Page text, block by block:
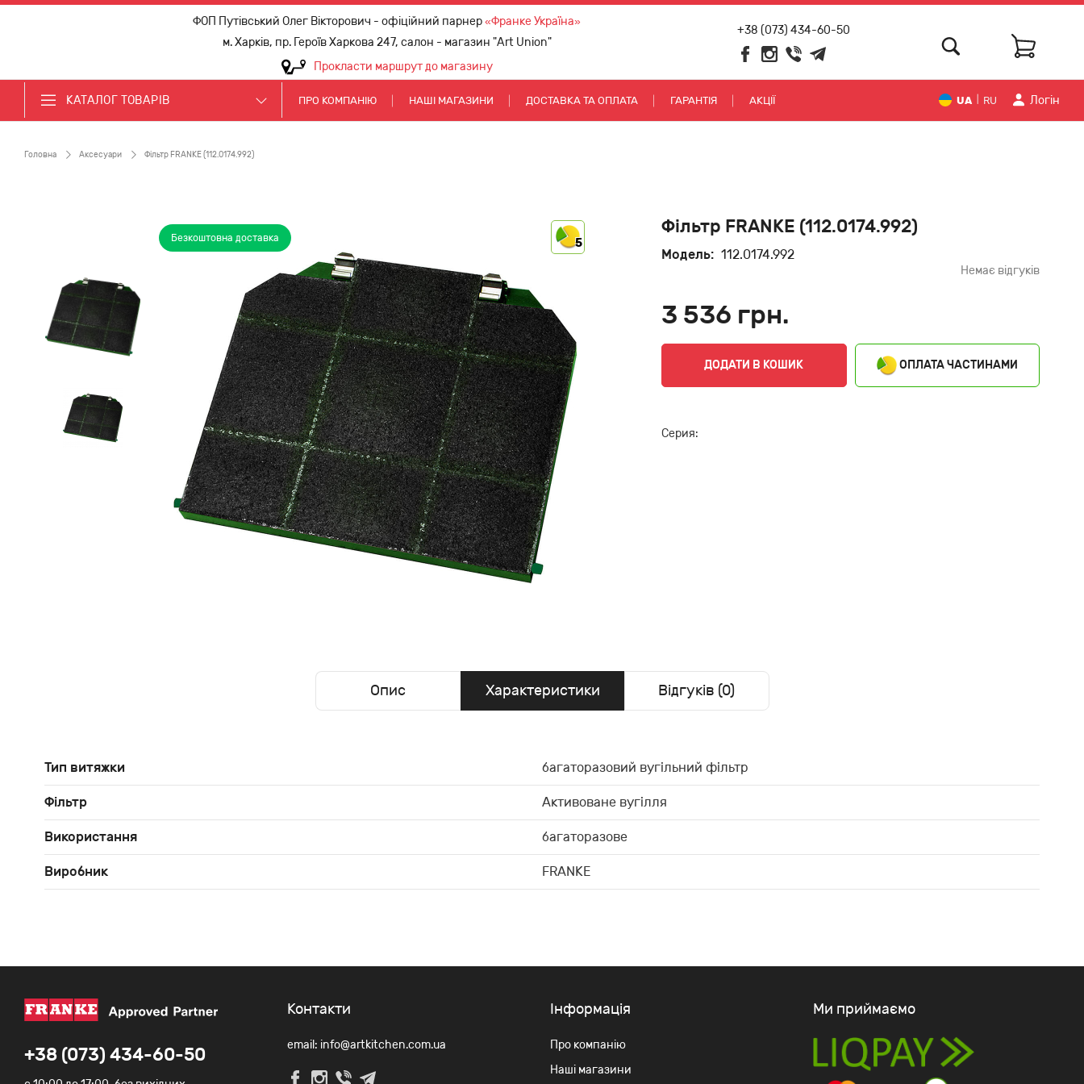
ФОП Путівський Олег Вікторович - офіційний парнер«Франке Україна»
м. Харків, пр. Героїв Харкова 247, салон - магазин "Art Union"
Прокласти маршрут до магазину
+38 (073) 434-60-50
КАТАЛОГ ТОВАРІВ ПРО КОМПАНІЮ НАШІ МАГАЗИНИ ДОСТАВКА ТА ОПЛАТА ГАРАНТІЯ АКЦІЇ UA RU Логiн
Головна Аксесуари Фільтр FRANKE (112.0174.992)
Безкоштовна доставка 5
Фільтр FRANKE (112.0174.992)
Модель: 112.0174.992
Немає відгуків
3 536 грн.
ДОДАТИ В КОШИК ОПЛАТА ЧАСТИНАМИ
Серия:
Опис Характеристики Відгуків (0)
Тип витяжки багаторазовий вугільний фільтр
Фільтр Активоване вугілля
Використання багаторазове
Виробник FRANKE
+38 (073) 434-60-50
Контакти
email: info@artkitchen.com.ua
Iнформація
Про компанію
Наші магазини
Ми приймаємо